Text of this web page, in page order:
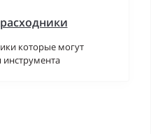
которые могут
инструмента